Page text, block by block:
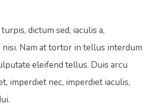
dictum sed, iaculis a,
nisi. Nam at tortor in tellus interdum
eleifend tellus. Duis arcu
imperdiet nec, imperdiet iaculis,